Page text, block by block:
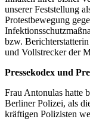
unserer Feststellung
Protestbewegung
bzw.
und Vollstrecker der
Pressekodex und
Frau Antonulas hatte
Berliner Polizei, als
kräftigen Polizisten